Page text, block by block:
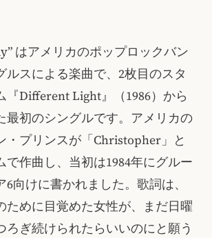
はアメリカのポップロックバン
ルスによる楽曲で、2枚目のスタ
『Different Light』（1986）から
最初のシングルです。アメリカの
・プリンスが「Christopher」と
で作曲し、当初は1984年にグルー
向けに書かれました。歌詞は、
ために目覚めた女性が、まだ日曜
ろぎ続けられたらいいのにと願う